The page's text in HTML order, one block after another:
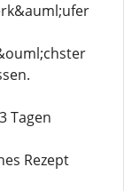
Tagen
Rezept